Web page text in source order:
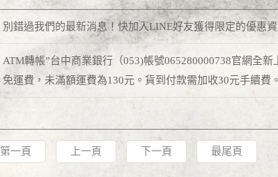
別錯過我們的最新消息！快加入LINE好友獲得限定的優惠
ATM轉帳”台中商業銀行（053)帳號065280000738官網全
免運費，未滿額運費為130元。貨到付款需加收30元手續費。
第一頁 上一頁 下一頁 最尾頁